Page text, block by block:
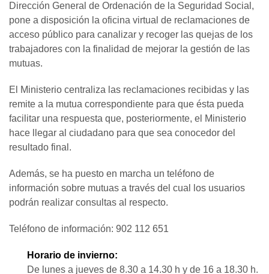
Dirección General de Ordenación de la Seguridad Social,
pone a disposición la oficina virtual de reclamaciones de
acceso público para canalizar y recoger las quejas de los
trabajadores con la finalidad de mejorar la gestión de las
mutuas.
El Ministerio centraliza las reclamaciones recibidas y las
remite a la mutua correspondiente para que ésta pueda
facilitar una respuesta que, posteriormente, el Ministerio
hace llegar al ciudadano para que sea conocedor del
resultado final.
Además, se ha puesto en marcha un teléfono de
información sobre mutuas a través del cual los usuarios
podrán realizar consultas al respecto.
Teléfono de información: 902 112 651
Horario de invierno:
De lunes a jueves de 8.30 a 14.30 h y de 16 a 18.30 h.